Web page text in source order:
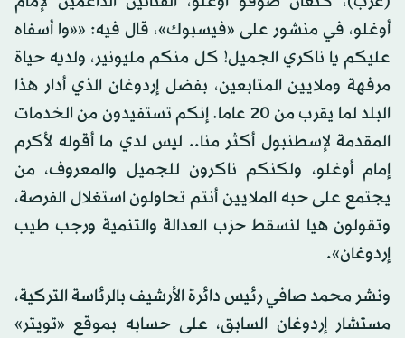
أوغلو، في منشور على «فيسبوك»، قال فيه: ««وا أسفاه
عليكم يا ناكري الجميل! كل منكم مليونير، ولديه حياة
مرفهة وملايين المتابعين، بفضل إردوغان الذي أدار هذا
البلد لما يقرب من 20 عاما. إنكم تستفيدون من الخدمات
المقدمة لإسطنبول أكثر منا.. ليس لدي ما أقوله لأكرم
إمام أوغلو، ولكنكم ناكرون للجميل والمعروف، من
يجتمع على حبه الملايين أنتم تحاولون استغلال الفرصة،
وتقولون هيا لنسقط حزب العدالة والتنمية ورجب طيب
إردوغان».
ونشر محمد صافي رئيس دائرة الأرشيف بالرئاسة التركية،
مستشار إردوغان السابق، على حسابه بموقع «تويتر»